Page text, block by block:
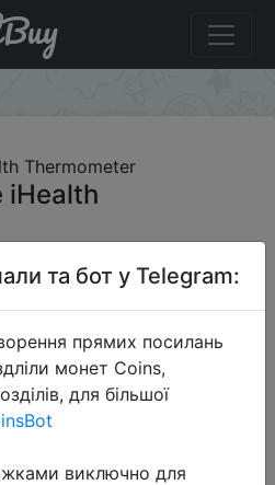
iHealth Thermometer
iHealth
Sale
та бот у Telegram:
прямих посилань
монет Coins,
для більшої
виключно для